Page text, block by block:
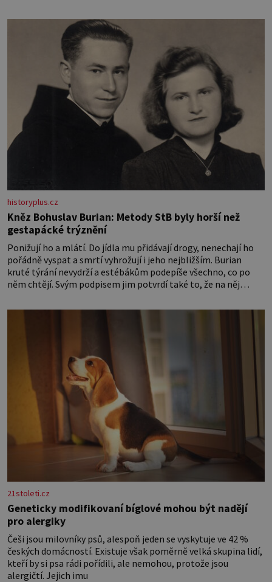
Ženy narozené ve znamení Berana, Lva a Střelce v sobě nesou
žár, odvahu a neutuchající elán. Vaše
historyplus.cz
Kněz Bohuslav Burian: Metody StB byly horší než
gestapácké trýznění
Ponižují ho a mlátí. Do jídla mu přidávají drogy, nenechají ho
pořádně vyspat a smrtí vyhrožují i jeho nejbližším. Burian
kruté týrání nevydrží a estébákům podepíše všechno, co po
něm chtějí. Svým podpisem jim potvrdí také to, že na něj
Syn brněnského řezníka chce být knězem a
21stoleti.cz
Geneticky modifikovaní bíglové mohou být nadějí
pro alergiky
Češi jsou milovníky psů, alespoň jeden se vyskytuje ve 42 %
českých domácností. Existuje však poměrně velká skupina lidí,
kteří by si psa rádi pořídili, ale nemohou, protože jsou
alergičtí. Jejich imu